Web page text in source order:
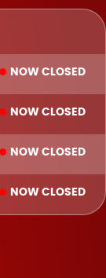
NOW CLOSED
NOW CLOSED
NOW CLOSED
NOW CLOSED